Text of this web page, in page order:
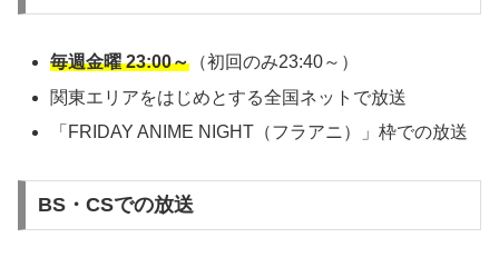
毎週金曜 23:00～ （初回のみ23:40～）
関東エリアをはじめとする全国ネットで放送
「FRIDAY ANIME NIGHT（フラアニ）」枠での放送
BS・CSでの放送